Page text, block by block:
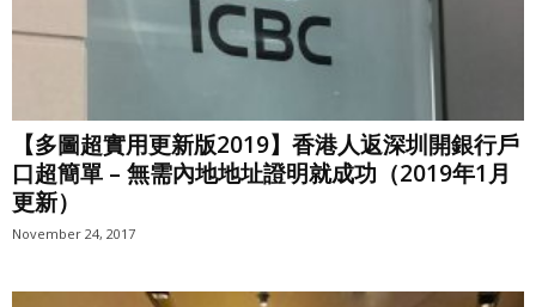
【多圖超實用更新版2019】香港人返深圳開銀行戶
口超簡單 – 無需內地地址證明就成功（2019年1月
更新）
November 24, 2017